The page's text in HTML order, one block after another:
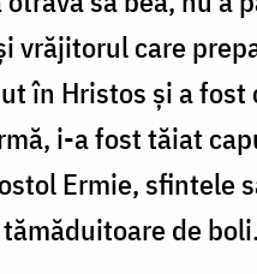
vrăjitorul care
în Hristos și a fost
i-a fost tăiat
Ermie, sfintele
de boli.